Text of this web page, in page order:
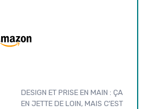
DESIGN ET PRISE EN MAIN : ÇA
EN JETTE DE LOIN, MAIS C’EST